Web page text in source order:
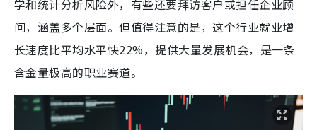
学和统计分析风险外，有些还要拜访客户或担任企业顾
问，涵盖多个层面。但值得注意的是，这个行业就业增
长速度比平均水平快22%，提供大量发展机会，是一条
含金量极高的职业赛道。